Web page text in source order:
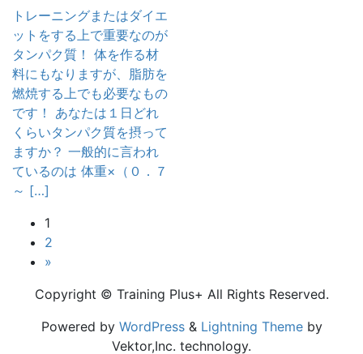
トレーニングまたはダイエ
ットをする上で重要なのが
タンパク質！ 体を作る材
料にもなりますが、脂肪を
燃焼する上でも必要なもの
です！ あなたは１日どれ
くらいタンパク質を摂って
ますか？ 一般的に言われ
ているのは 体重×（０．７
～ […]
投
稿
の
固
定
ペ
ジ
1
固
定
ー
ジ
2
»
Copyright © Training Plus+ All Rights Reserved.
Powered by WordPress& Lightning Themeby
Vektor,Inc. technology.